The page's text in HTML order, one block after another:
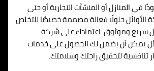
في المنازل أو المنشآت التجارية أو حتى
الأوائل حلولًا فعالة مصممة خصيصًا للتخلص
سريع وموثوق. اعتمادك على شركة
يمكن أن يضمن لك الحصول على خدمات
تنافسية لتحقيق راحتك وسلامتك.